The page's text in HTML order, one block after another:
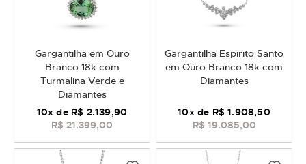
Gargantilha em Ouro
Branco 18k com
Turmalina Verde e
Diamantes
R$ 21.399,00
10x de R$ 2.139,90
Gargantilha Espirito Santo
em Ouro Branco 18k com
Diamantes
R$ 19.085,00
10x de R$ 1.908,50